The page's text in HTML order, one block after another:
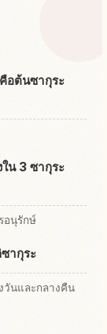
อต้นซากุระ
น 3 ซากุระ
อนุรักษ์
ากุระ
วันและกลางคืน